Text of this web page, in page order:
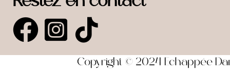
Copyright © 2024 Echappée